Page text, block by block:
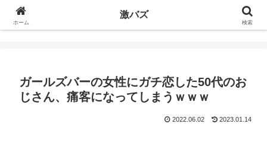
ガールズバーの女性にガチ恋した50代のお
じさん、痛客になってしまうｗｗｗ
2022.06.02 2023.01.14
ホーム
激バズ
検索